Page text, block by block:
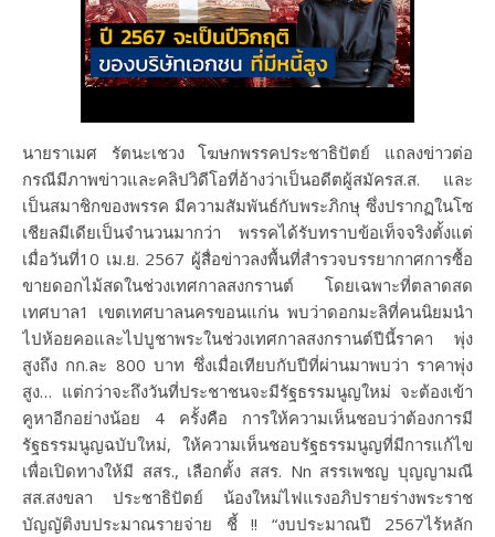
นายราเมศ รัตนะเชวง โฆษกพรรคประชาธิปัตย์ แถลงข่าวต่อ
กรณีมีภาพข่าวและคลิปวิดีโอที่อ้างว่าเป็นอดีตผู้สมัครส.ส. และ
เป็นสมาชิกของพรรค มีความสัมพันธ์กับพระภิกษุ ซึ่งปรากฏในโซ
เชียลมีเดียเป็นจำนวนมากว่า พรรคได้รับทราบข้อเท็จจริงตั้งแต่
เมื่อวันที่10 เม.ย. 2567 ผู้สื่อข่าวลงพื้นที่สำรวจบรรยากาศการซื้อ
ขายดอกไม้สดในช่วงเทศกาลสงกรานต์ โดยเฉพาะที่ตลาดสด
เทศบาล1 เขตเทศบาลนครขอนแก่น พบว่าดอกมะลิที่คนนิยมนำ
ไปห้อยคอและไปบูชาพระในช่วงเทศกาลสงกรานต์ปีนี้ราคา พุ่ง
สูงถึง กก.ละ 800 บาท ซึ่งเมื่อเทียบกับปีที่ผ่านมาพบว่า ราคาพุ่ง
สูง… แต่กว่าจะถึงวันที่ประชาชนจะมีรัฐธรรมนูญใหม่ จะต้องเข้า
คูหาอีกอย่างน้อย 4 ครั้งคือ การให้ความเห็นชอบว่าต้องการมี
รัฐธรรมนูญฉบับใหม่, ให้ความเห็นชอบรัฐธรรมนูญที่มีการแก้ไข
เพื่อเปิดทางให้มี สสร., เลือกตั้ง สสร. Nn สรรเพชญ บุญญามณี
สส.สงขลา ประชาธิปัตย์ น้องใหม่ไฟแรงอภิปรายร่างพระราช
บัญญัติงบประมาณรายจ่าย ชี้ !! “งบประมาณปี 2567ไร้หลัก